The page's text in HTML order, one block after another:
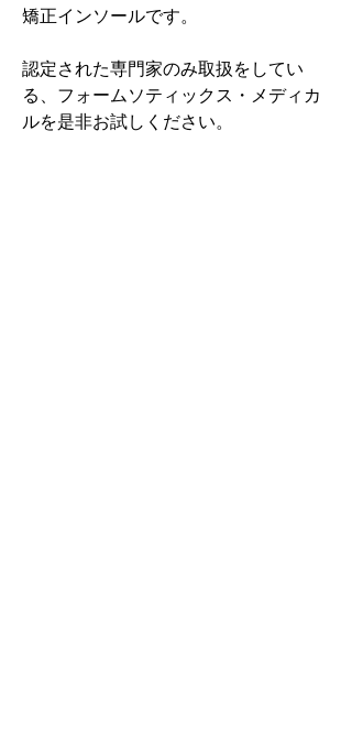
矯正インソールです。
認定された専門家のみ取扱をしてい
る、フォームソティックス・メディカ
ルを是非お試しください。